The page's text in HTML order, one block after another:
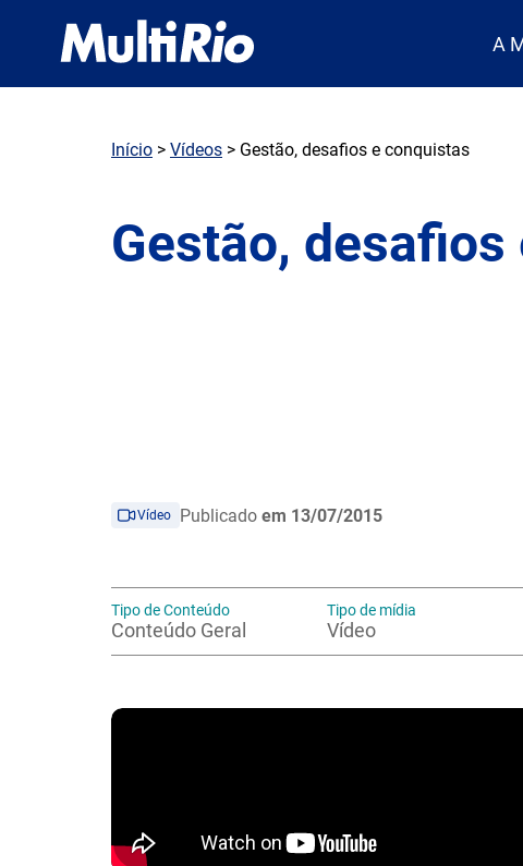
A
Início > Vídeos > Gestão, desafios e conquistas
Gestão,
Vídeo Publicado em 13/07/2015
Tipo de Conteúdo
Conteúdo Geral
Tipo de mídia
Vídeo